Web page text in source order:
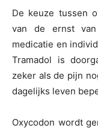
De keuze tussen
van de ernst
medicatie en
Tramadol is
zeker als de pijn
dagelijks leven
Oxycodon wordt